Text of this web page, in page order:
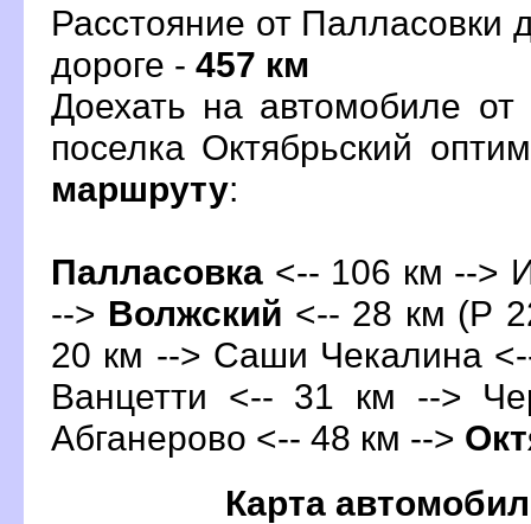
Расстояние от Палласовки
дороге - 457 км
Доехать на автомобиле
поселка Октябрьский
маршруту:
Палласовка <-- 106 км -->
--> олжский <-- 28 км (Р
20 км --> Саши Чекалина
анцетти <-- 31 км -->
Абганерово <-- 48 км -->
Карта